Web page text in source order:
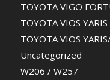
TOYOTA VIGO
TOYOTA VIOS YARIS
TOYOTA VIOS
Uncategorized
W206 / W257